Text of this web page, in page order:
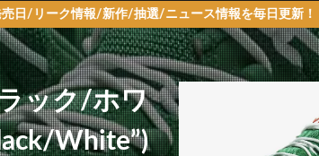
作/抽選/ニュース情報を毎日更新！
ック/ホワ
White”)